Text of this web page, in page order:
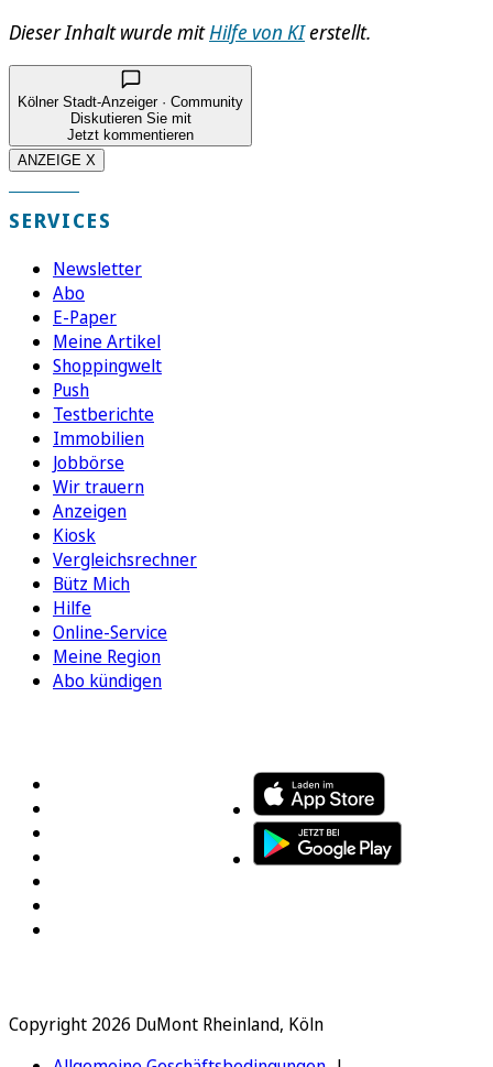
Dieser Inhalt wurde mitHilfe von KIerstellt.
Kölner Stadt-Anzeiger · Community
Diskutieren Sie mit
Jetzt kommentieren
ANZEIGE X
SERVICES
Newsletter
Abo
E-Paper
Meine Artikel
Shoppingwelt
Push
Testberichte
Immobilien
Jobbörse
Wir trauern
Anzeigen
Kiosk
Vergleichsrechner
Bütz Mich
Hilfe
Online-Service
Meine Region
Abo kündigen
Copyright 2026 DuMont Rheinland, Köln